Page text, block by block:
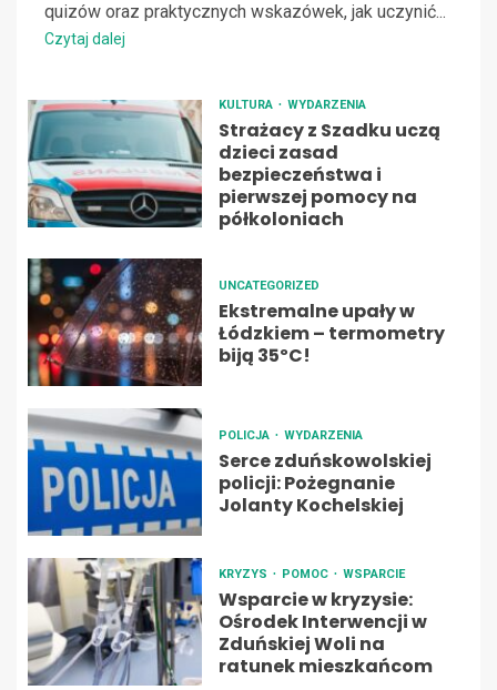
quizów oraz praktycznych wskazówek, jak uczynić...
Czytaj dalej
KULTURA WYDARZENIA
Strażacy z Szadku uczą
dzieci zasad
bezpieczeństwa i
pierwszej pomocy na
półkoloniach
UNCATEGORIZED
Ekstremalne upały w
Łódzkiem – termometry
biją 35ºC!
POLICJA WYDARZENIA
Serce zduńskowolskiej
policji: Pożegnanie
Jolanty Kochelskiej
KRYZYS POMOC WSPARCIE
Wsparcie w kryzysie:
Ośrodek Interwencji w
Zduńskiej Woli na
ratunek mieszkańcom